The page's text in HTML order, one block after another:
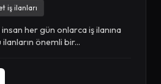
iş ilanları
her gün onlarca iş ilanına
önemli bir...